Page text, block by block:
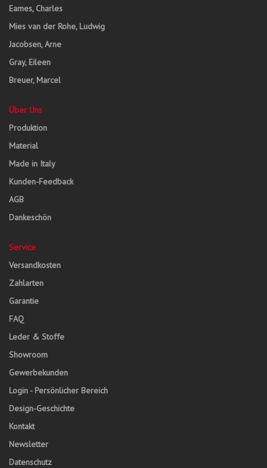
Eames, Charles
Mies van der Rohe, Ludwig
Jacobsen, Arne
Gray, Eileen
Breuer, Marcel
Über Uns
Produktion
Material
Made in Italy
Kunden-Feedback
AGB
Dankeschön
Service
Versandkosten
Zahlarten
Garantie
FAQ
Leder & Stoffe
Showroom
Gewerbekunden
Login - Persönlicher Bereich
Design-Geschichte
Kontakt
Newsletter
Datenschutz